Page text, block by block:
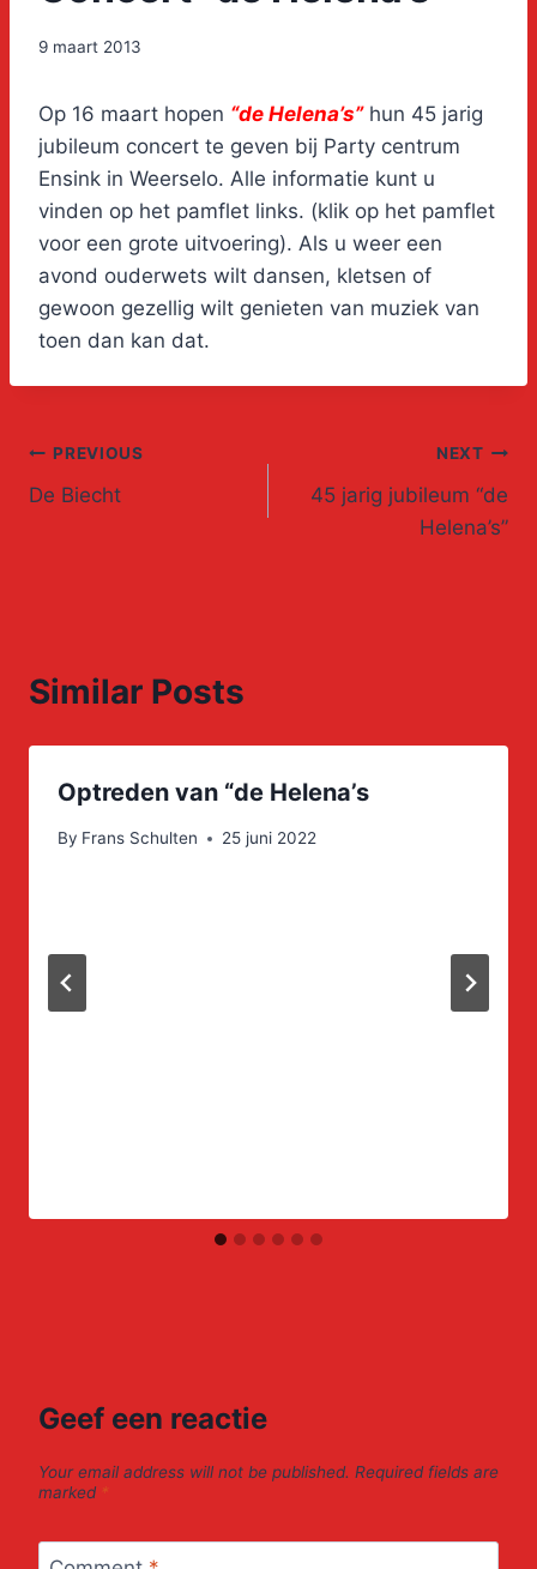
9 maart 2013
Op 16 maart hopen “de Helena’s” hun 45 jarig
jubileum concert te geven bij Party centrum
Ensink in Weerselo. Alle informatie kunt u
vinden op het pamflet links. (klik op het pamflet
voor een grote uitvoering). Als u weer een
avond ouderwets wilt dansen, kletsen of
gewoon gezellig wilt genieten van muziek van
toen dan kan dat.
Post
navigation
PREVIOUS
De Biecht
NEXT
45 jarig jubileum “de
Helena’s”
Similar Posts
Optreden van “de Helena’s
By Frans Schulten 25 juni 2022
Geef een reactie
Your email address will not be published. Required fields are
marked *